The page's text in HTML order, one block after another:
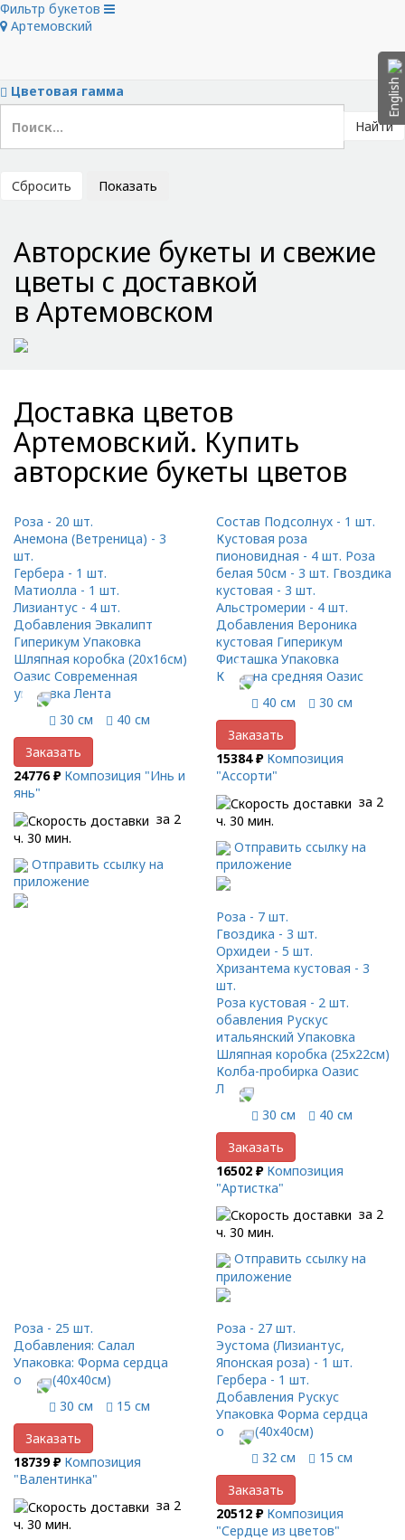
Фильтр букетов
Артемовский
Скрыть фильтры
Тип букета
Цветовая гамма
Найти
Сбросить Показать
Авторские букеты и свежие
цветы с доставкой
в Артемовском
Доставка цветов
Артемовский. Купить
авторские букеты цветов
Роза - 20 шт.
Анемона (Ветреница) - 3
шт.
Гербера - 1 шт.
Матиолла - 1 шт.
Лизиантус - 4 шт.
Добавления Эвкалипт
Гиперикум Упаковка
Шляпная коробка (20x16см)
Оазис Современная
упаковка Лента
30 см
40 см
Заказать
24776 ₽ Композиция "Инь и
янь"
за 2
ч. 30 мин.
Отправить ссылку на
приложение
Состав Подсолнух - 1 шт.
Кустовая роза
пионовидная - 4 шт. Роза
белая 50см - 3 шт. Гвоздика
кустовая - 3 шт.
Альстромерии - 4 шт.
Добавления Вероника
кустовая Гиперикум
Фисташка Упаковка
Корзина средняя Оазис
40 см
30 см
Заказать
15384 ₽ Композиция
"Ассорти"
за 2
ч. 30 мин.
Отправить ссылку на
приложение
Роза - 7 шт.
Гвоздика - 3 шт.
Орхидеи - 5 шт.
Хризантема кустовая - 3
шт.
Роза кустовая - 2 шт.
обавления Рускус
итальянский Упаковка
Шляпная коробка (25x22см)
Колба-пробирка Оазис
Лента
30 см
40 см
Заказать
16502 ₽ Композиция
"Артистка"
за 2
ч. 30 мин.
Отправить ссылку на
приложение
Роза - 25 шт.
Добавления: Салал
Упаковка: Форма сердца
оазис (40x40см)
30 см
15 см
Заказать
18739 ₽ Композиция
"Валентинка"
за 2
ч. 30 мин.
Роза - 27 шт.
Эустома (Лизиантус,
Японская роза) - 1 шт.
Гербера - 1 шт.
Добавления Рускус
Упаковка Форма сердца
оазис (40x40см)
32 см
15 см
Заказать
20512 ₽ Композиция
"Сердце из цветов"
English